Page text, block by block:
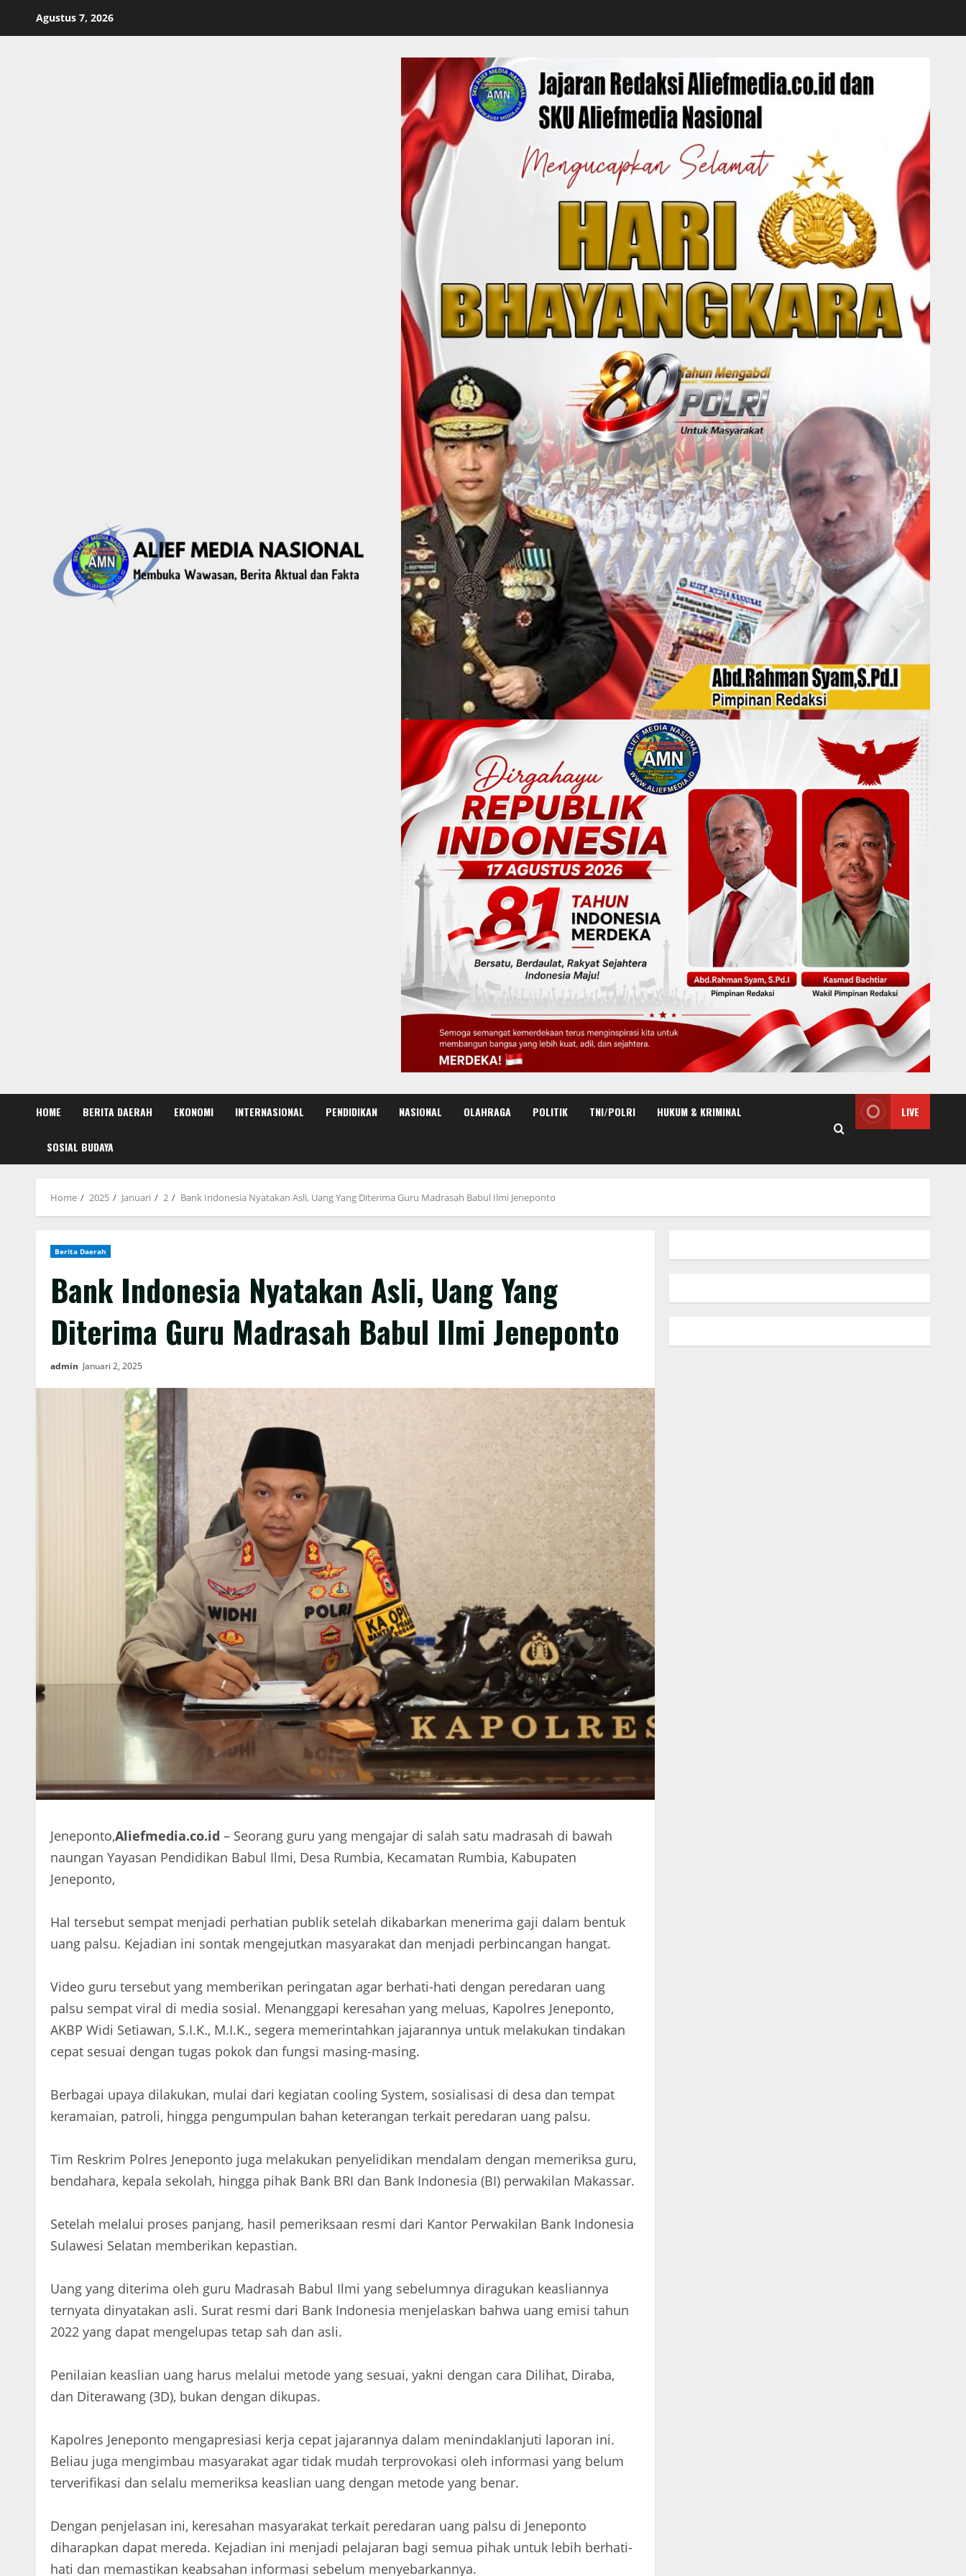
Agustus 7, 2026
HOME BERITA DAERAH EKONOMI INTERNASIONAL PENDIDIKAN NASIONAL OLAHRAGA POLITIK TNI/POLRI HUKUM & KRIMINAL
SOSIAL BUDAYA
LIVE
Home 2025 Januari 2 Bank Indonesia Nyatakan Asli, Uang Yang Diterima Guru Madrasah Babul Ilmi Jeneponto
Berita Daerah
Bank Indonesia Nyatakan Asli, Uang Yang
Diterima Guru Madrasah Babul Ilmi Jeneponto
admin Januari 2, 2025
Jeneponto,Aliefmedia.co.id – Seorang guru yang mengajar di salah satu madrasah di bawah
naungan Yayasan Pendidikan Babul Ilmi, Desa Rumbia, Kecamatan Rumbia, Kabupaten
Jeneponto,
Hal tersebut sempat menjadi perhatian publik setelah dikabarkan menerima gaji dalam bentuk
uang palsu. Kejadian ini sontak mengejutkan masyarakat dan menjadi perbincangan hangat.
Video guru tersebut yang memberikan peringatan agar berhati-hati dengan peredaran uang
palsu sempat viral di media sosial. Menanggapi keresahan yang meluas, Kapolres Jeneponto,
AKBP Widi Setiawan, S.I.K., M.I.K., segera memerintahkan jajarannya untuk melakukan tindakan
cepat sesuai dengan tugas pokok dan fungsi masing-masing.
Berbagai upaya dilakukan, mulai dari kegiatan cooling System, sosialisasi di desa dan tempat
keramaian, patroli, hingga pengumpulan bahan keterangan terkait peredaran uang palsu.
Tim Reskrim Polres Jeneponto juga melakukan penyelidikan mendalam dengan memeriksa guru,
bendahara, kepala sekolah, hingga pihak Bank BRI dan Bank Indonesia (BI) perwakilan Makassar.
Setelah melalui proses panjang, hasil pemeriksaan resmi dari Kantor Perwakilan Bank Indonesia
Sulawesi Selatan memberikan kepastian.
Uang yang diterima oleh guru Madrasah Babul Ilmi yang sebelumnya diragukan keasliannya
ternyata dinyatakan asli. Surat resmi dari Bank Indonesia menjelaskan bahwa uang emisi tahun
2022 yang dapat mengelupas tetap sah dan asli.
Penilaian keaslian uang harus melalui metode yang sesuai, yakni dengan cara Dilihat, Diraba,
dan Diterawang (3D), bukan dengan dikupas.
Kapolres Jeneponto mengapresiasi kerja cepat jajarannya dalam menindaklanjuti laporan ini.
Beliau juga mengimbau masyarakat agar tidak mudah terprovokasi oleh informasi yang belum
terverifikasi dan selalu memeriksa keaslian uang dengan metode yang benar.
Dengan penjelasan ini, keresahan masyarakat terkait peredaran uang palsu di Jeneponto
diharapkan dapat mereda. Kejadian ini menjadi pelajaran bagi semua pihak untuk lebih berhati-
hati dan memastikan keabsahan informasi sebelum menyebarkannya.